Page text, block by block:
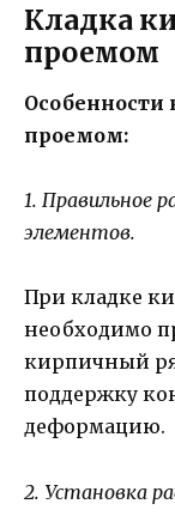
Кладка
проемом
проемом:
1. Правильное
элементов.
При кладке
необходимо
кирпичный
поддержку
деформацию.
2. Установка